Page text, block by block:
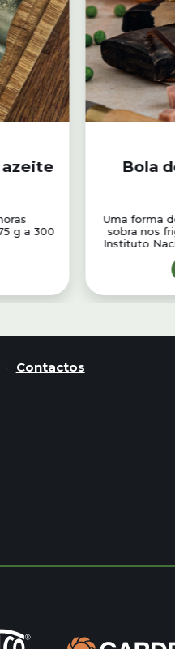
azeite
g a 300
Bola
Uma forma
sobra nos
Instituto
Contactos